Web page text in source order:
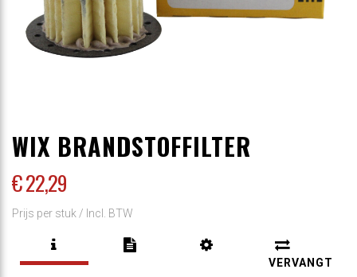
WIX BRANDSTOFFILTER
€ 22,29
Prijs per stuk / Incl. BTW
VERVANGT